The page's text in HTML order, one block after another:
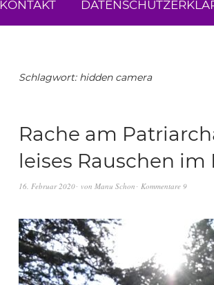
KONTAKT
Schlagwort: hidden camera
Rache am
leises Rauschen
16. Februar 2020 von Manu Schon Kommentare 9